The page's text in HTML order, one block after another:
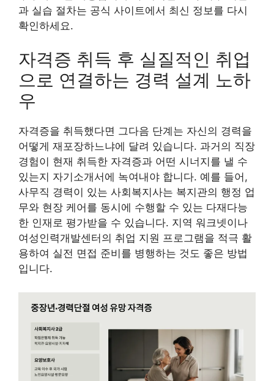
과 실습 절차는 공식 사이트에서 최신 정보를 다시
확인하세요.
자격증 취득 후 실질적인 취업
으로 연결하는 경력 설계 노하
우
자격증을 취득했다면 그다음 단계는 자신의 경력을
어떻게 재포장하느냐에 달려 있습니다. 과거의 직장
경험이 현재 취득한 자격증과 어떤 시너지를 낼 수
있는지 자기소개서에 녹여내야 합니다. 예를 들어,
사무직 경력이 있는 사회복지사는 복지관의 행정 업
무와 현장 케어를 동시에 수행할 수 있는 다재다능
한 인재로 평가받을 수 있습니다. 지역 워크넷이나
여성인력개발센터의 취업 지원 프로그램을 적극 활
용하여 실전 면접 준비를 병행하는 것도 좋은 방법
입니다.